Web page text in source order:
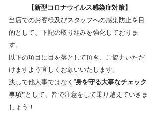
【新型コロナウイルス感染症対策】
当店でのお客様及びスタッフへの感染防止を目
的として、下記の取り組みを強化しておりま
す。
以下の項目に目を落として頂き、ご協力いただ
けますよう宜しくお願いいたします。
決して他人事ではなく”身を守る大事なチェック
事項” として、皆で注意をして乗り越えていきま
しょう！